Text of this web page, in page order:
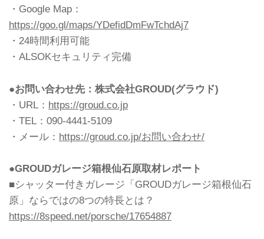
・Google Map：
https://goo.gl/maps/YDefidDmFwTchdAj7
・24時間利用可能
・ALSOKセキュリティ完備
●お問い合わせ先：株式会社GROUD(グラウド)
・URL： https://groud.co.jp
・TEL：090-4441-5109
・メール： https://groud.co.jp/お問い合わせ/
●GROUDガレージ箱根仙石原取材レポート
■シャッター付きガレージ「GROUDガレージ箱根仙石
原」ならではの8つの特長とは？
https://8speed.net/porsche/17654887